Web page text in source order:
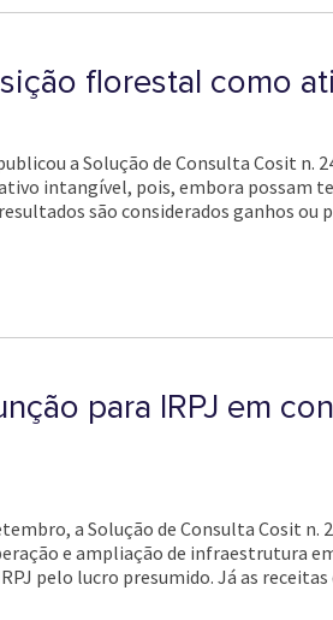
florestal como
a Solução de Consulta Cosit n.
intangível, pois, embora possam
são considerados ganhos ou
para IRPJ em
a Solução de Consulta Cosit
e ampliação de infraestrutura
pelo lucro presumido. Já as